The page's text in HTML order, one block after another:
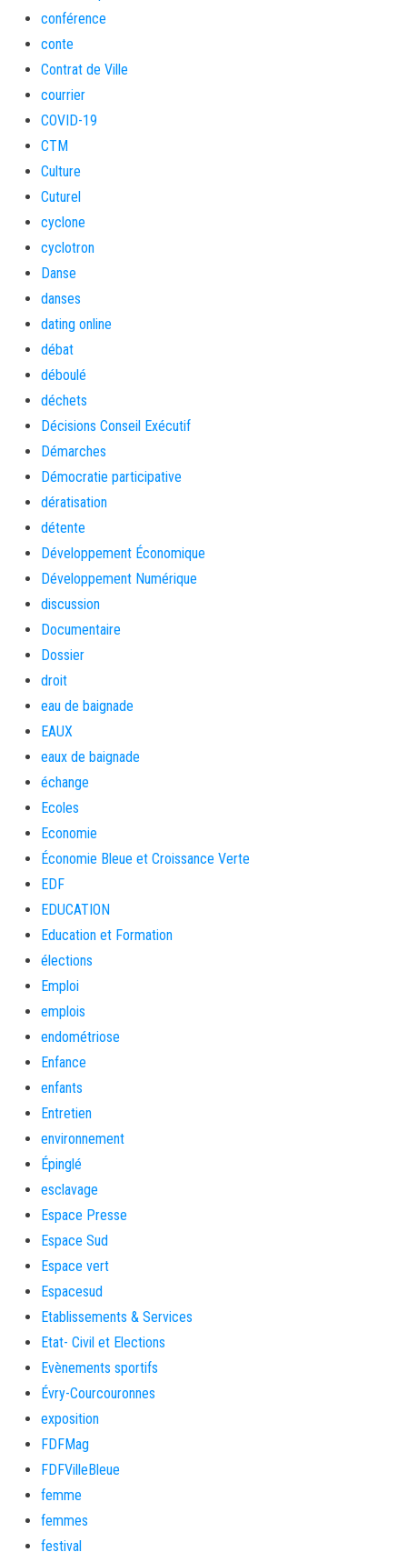
conférence
conte
Contrat de Ville
courrier
COVID-19
CTM
Culture
Cuturel
cyclone
cyclotron
Danse
danses
dating online
débat
déboulé
déchets
Décisions Conseil Exécutif
Démarches
Démocratie participative
dératisation
détente
Développement Économique
Développement Numérique
discussion
Documentaire
Dossier
droit
eau de baignade
EAUX
eaux de baignade
échange
Ecoles
Economie
Économie Bleue et Croissance Verte
EDF
EDUCATION
Education et Formation
élections
Emploi
emplois
endométriose
Enfance
enfants
Entretien
environnement
Épinglé
esclavage
Espace Presse
Espace Sud
Espace vert
Espacesud
Etablissements & Services
Etat- Civil et Elections
Evènements sportifs
Évry-Courcouronnes
exposition
FDFMag
FDFVilleBleue
femme
femmes
festival